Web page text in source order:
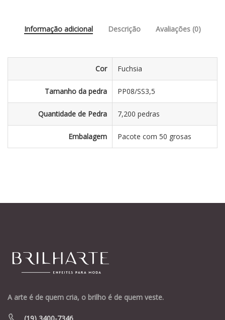
Informação adicional Descrição Avaliações (0)
Cor Fuchsia
Tamanho da pedra PP08/SS3,5
Quantidade de Pedra 7,200 pedras
Embalagem Pacote com 50 grosas
A arte é de quem cria, o brilho é de quem veste.